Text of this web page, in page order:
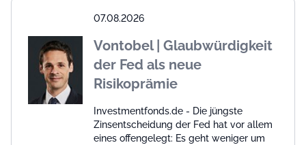
07.08.2026
Vontobel | Glaubwürdigkeit
der Fed als neue
Risikoprämie
Investmentfonds.de - Die jüngste
Zinsentscheidung der Fed hat vor allem
eines offengelegt: Es geht weniger um